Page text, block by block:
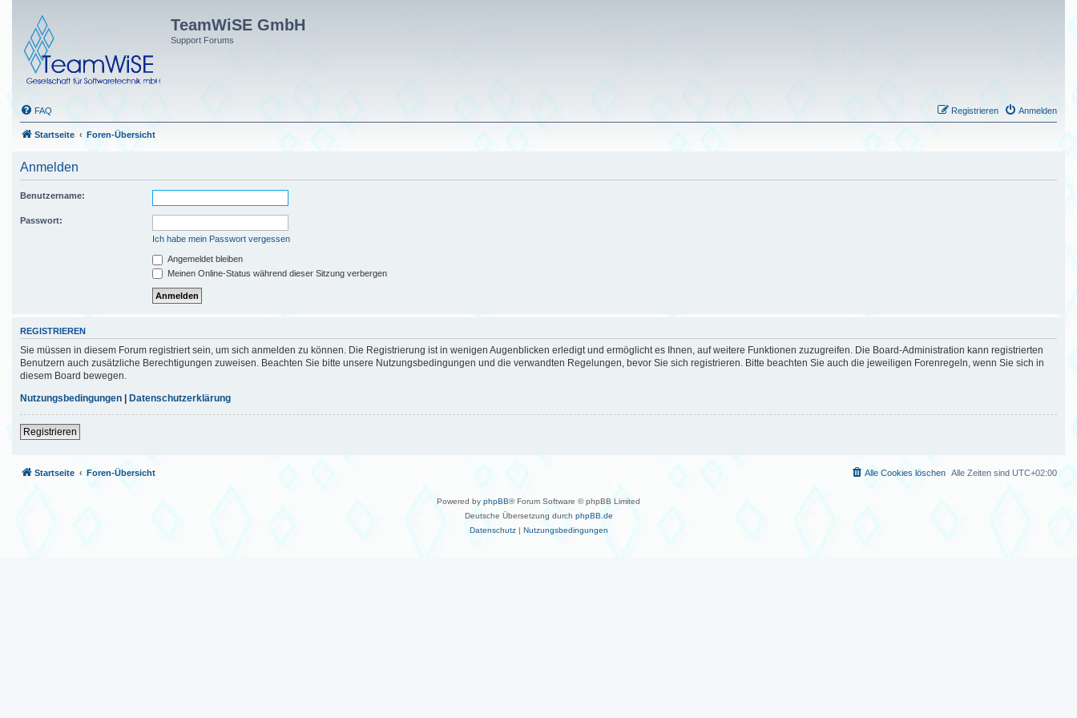
TeamWiSE GmbH
Support Forums
FAQ Anmelden
Registrieren
Startseite Foren-Übersicht
Anmelden
Benutzername:
Passwort:
Ich habe mein Passwort vergessen
Angemeldet bleiben
Meinen Online-Status während dieser Sitzung verbergen
REGISTRIEREN
Sie müssen in diesem Forum registriert sein, um sich anmelden zu können. Die Registrierung ist in wenigen Augenblicken erledigt und ermöglicht es Ihnen, auf weitere Funktionen zuzugreifen. Die Board-Administration kann registrierten
Benutzern auch zusätzliche Berechtigungen zuweisen. Beachten Sie bitte unsere Nutzungsbedingungen und die verwandten Regelungen, bevor Sie sich registrieren. Bitte beachten Sie auch die jeweiligen Forenregeln, wenn Sie sich in
diesem Board bewegen.
Nutzungsbedingungen | Datenschutzerklärung
Registrieren
Startseite Foren-Übersicht Alle Zeiten sind UTC+02:00
Alle Cookies löschen
Powered by phpBB® Forum Software © phpBB Limited
Deutsche Übersetzung durch phpBB.de
Datenschutz| Nutzungsbedingungen